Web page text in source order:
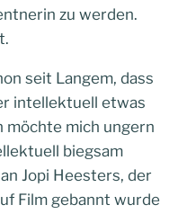
zu werden.
seit Langem, dass
intellektuell etwas
möchte mich ungern
biegsam
Jopi Heesters, der
Film gebannt wurde